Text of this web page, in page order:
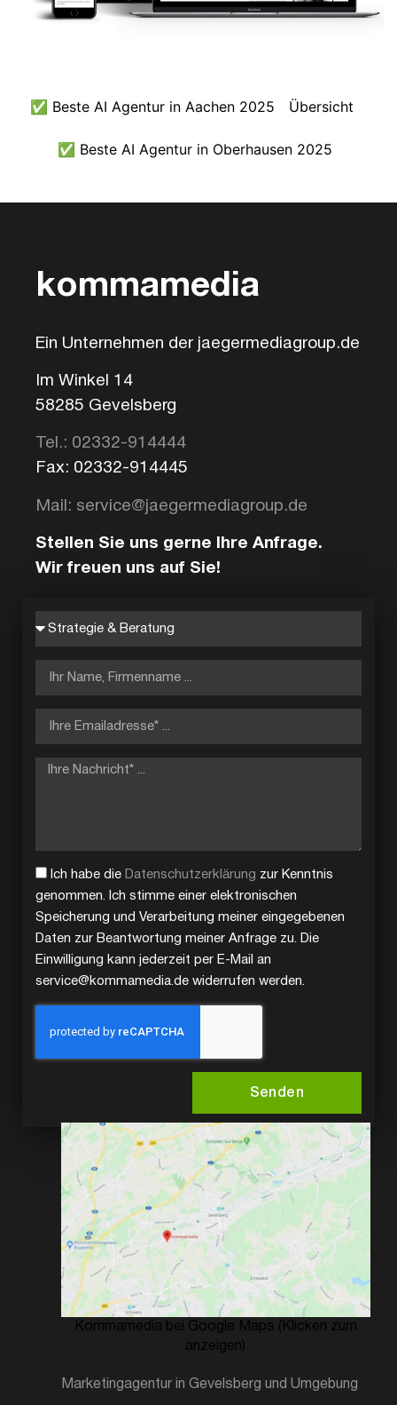
✅ Beste AI Agentur in Aachen 2025 Übersicht
✅ Beste AI Agentur in Oberhausen 2025
kommamedia
Ein Unternehmen der jaegermediagroup.de
Im Winkel 14
58285 Gevelsberg
Tel.: 02332-914444
Fax: 02332-914445
Mail: service@jaegermediagroup.de
Stellen Sie uns gerne Ihre Anfrage.
Wir freuen uns auf Sie!
Ich habe die Datenschutzerklärung zur Kenntnis
genommen. Ich stimme einer elektronischen
Speicherung und Verarbeitung meiner eingegebenen
Daten zur Beantwortung meiner Anfrage zu. Die
Einwilligung kann jederzeit per E-Mail an
service@kommamedia.de widerrufen werden.
Senden
Kommamedia bei Google Maps (Klicken zum
anzeigen)
Marketingagentur in Gevelsberg und Umgebung